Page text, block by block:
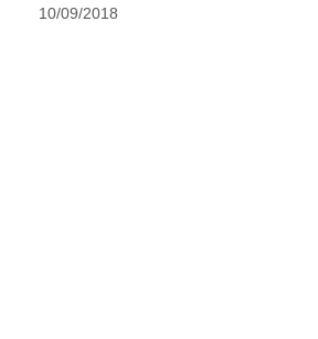
10/09/2018